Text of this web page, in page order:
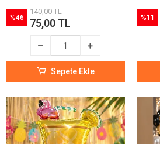
%46
140,00 TL
75,00 TL
Sepete Ekle
%11